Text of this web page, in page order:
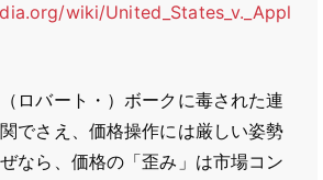
wiki/United_States_v._Appl
ロバート・）ボークに毒された連
でさえ、価格操作には厳しい姿勢
なら、価格の「歪み」は市場コン